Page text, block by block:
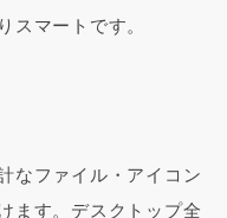
スマートです。
なファイル・アイコン
ます。デスクトップ全